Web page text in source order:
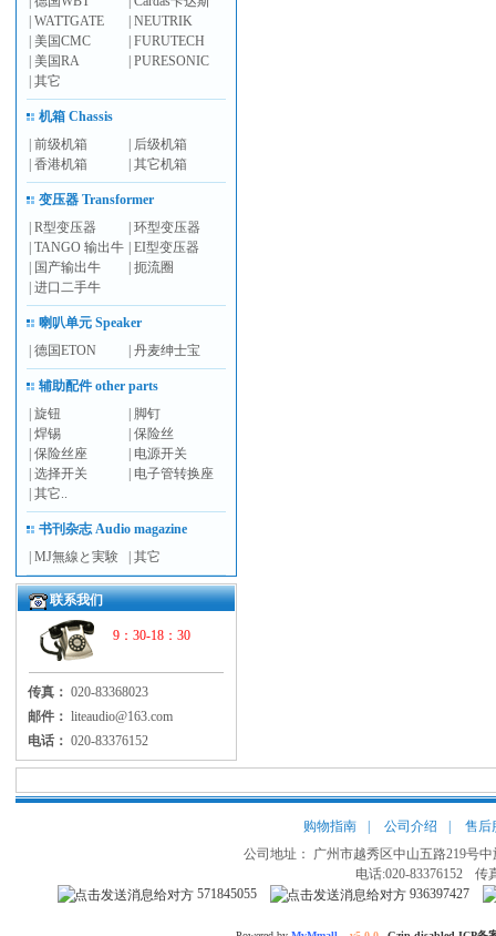
|WATTGATE |NEUTRIK
|美国CMC |FURUTECH
|美国RA |PURESONIC
|其它
机箱 Chassis
|前级机箱
后级机箱
|香港机箱 |其它机箱
变压器 Transformer
|R型变压器 |环型变压器
|TANGO 输出牛 |EI型变压器
国产输出牛 |扼流圈
|进口二手牛
喇叭单元 Speaker
|德国ETON |丹麦绅士宝
辅助配件 other parts
|旋钮
脚钉
|焊锡 |保险丝
|保险丝座
电源开关
|选择开关
电子管转换座
|其它..
书刊杂志 Audio magazine
|MJ無線と実験 |其它
联系我们
9：30-18：30
传真： 020-83368023
邮件： liteaudio@163.com
电话： 020-83376152
购物指南 公司介绍
售后
公司地址： 广州市越秀区中山五路219号
电话:020-83376152
传
571845055
936397427